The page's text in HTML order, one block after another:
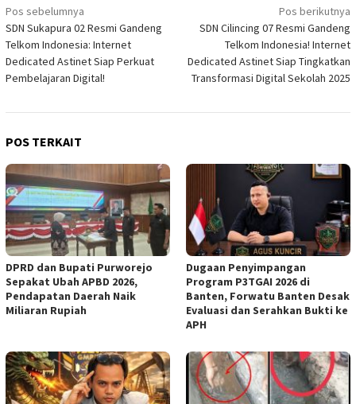
Navigasi
pos
Pos sebelumnya
SDN Sukapura 02 Resmi Gandeng
Telkom Indonesia: Internet
Dedicated Astinet Siap Perkuat
Pembelajaran Digital!
Pos berikutnya
SDN Cilincing 07 Resmi Gandeng
Telkom Indonesia! Internet
Dedicated Astinet Siap Tingkatkan
Transformasi Digital Sekolah 2025
POS TERKAIT
DPRD dan Bupati Purworejo
Sepakat Ubah APBD 2026,
Pendapatan Daerah Naik
Miliaran Rupiah ‎
Dugaan Penyimpangan
Program P3TGAI 2026 di
Banten, Forwatu Banten Desak
Evaluasi dan Serahkan Bukti ke
APH